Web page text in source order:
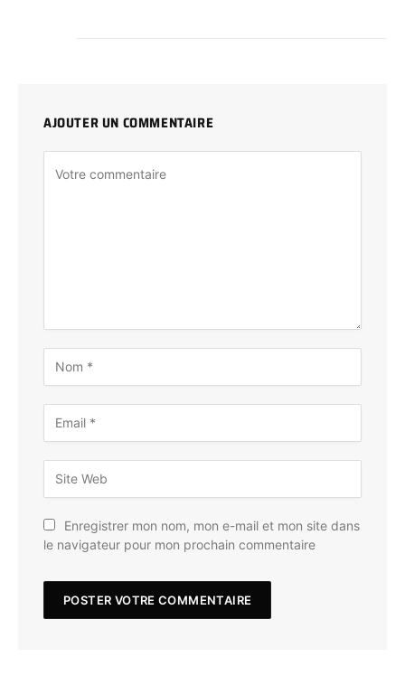
AJOUTER UN COMMENTAIRE
Enregistrer mon nom, mon e-mail et mon site dans
le navigateur pour mon prochain commentaire